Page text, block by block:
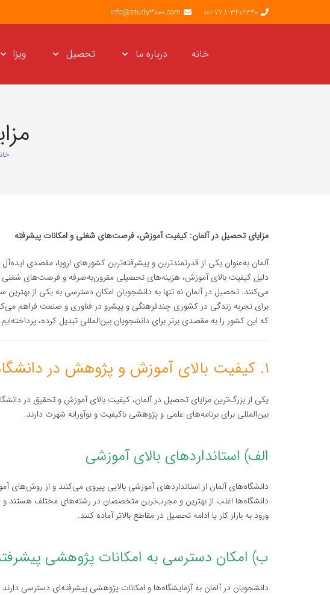
001-778-3409340
info@study3000.com
خانه درباره ما تحصیل ویزا
مزایای تحصیل در آلمان: کیفیت آموزش، فرصت‌های شغلی و امکانات پیشرفته
آلمان به‌عنوان یکی از قدرتمندترین و پیشرفته‌ترین کشورهای اروپا، مقصدی
دلیل کیفیت بالای آموزش، هزینه‌های تحصیلی مقرون‌به‌صرفه و فرصت‌های شغلی
می‌کنند. تحصیل در آلمان نه تنها به دانشجویان امکان دسترسی به یکی از
برای تجربه زندگی در کشوری چندفرهنگی و پیشرو در فناوری و صنعت فراهم
که این کشور را به مقصدی برتر برای دانشجویان بین‌المللی تبدیل کرده، پرداخته‌ایم.
۱. کیفیت بالای آموزش و پژوهش در دانشگاه‌های آلمان
یکی از بزرگ‌ترین مزایای تحصیل در آلمان، کیفیت بالای آموزش و تحقیق در
بین‌المللی برای برنامه‌های علمی و پژوهشی باکیفیت و نوآورانه شهرت دارند.
الف) استانداردهای بالای آموزشی
دانشگاه‌های آلمان از استانداردهای آموزشی بالایی پیروی می‌کنند و از روش‌های
دانشگاه‌ها اغلب از بهترین و مجرب‌ترین متخصصان در رشته‌های مختلف هستند و
ورود به بازار کار یا ادامه تحصیل در مقاطع بالاتر آماده کنند.
ب) امکان دسترسی به امکانات پژوهشی
دانشجویان در آلمان به آزمایشگاه‌ها و امکانات پژوهشی پیشرفته‌ای دسترسی